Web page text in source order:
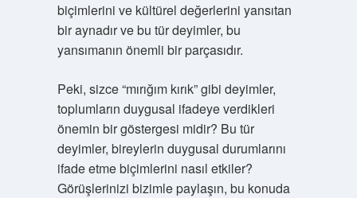
biçimlerini ve kültürel değerlerini yansıtan
bir aynadır ve bu tür deyimler, bu
yansımanın önemli bir parçasıdır.
Peki, sizce “mırığım kırık” gibi deyimler,
toplumların duygusal ifadeye verdikleri
önemin bir göstergesi midir? Bu tür
deyimler, bireylerin duygusal durumlarını
ifade etme biçimlerini nasıl etkiler?
Görüşlerinizi bizimle paylaşın, bu konuda